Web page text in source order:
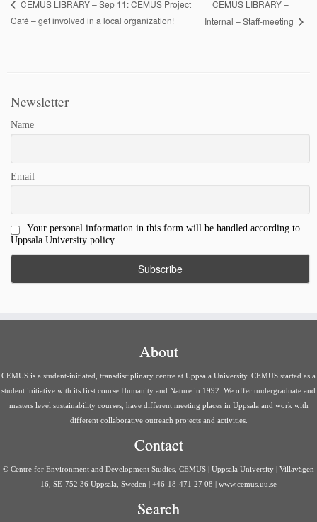
CEMUS LIBRARY – Sep 11: CEMUS Project
Café – get involved in a local organization!
CEMUS LIBRARY –
Internal – Staff-meeting
Newsletter
Name
Email
Your personal information in this form will be handled according to
Uppsala University policy
About
CEMUS is a student-initiated, transdisciplinary centre at Uppsala University. CEMUS started as a
student initiative with its first course Humanity and Nature in 1992. We offer undergraduate and
masters level sustainability courses, have different meeting places in Uppsala and work with
different collaborative outreach projects and activities.
Contact
© Centre for Environment and Development Studies, CEMUS | Uppsala University | Villavägen
16, SE-752 36 Uppsala, Sweden | +46-18-471 27 08 | www.cemus.uu.se
Search